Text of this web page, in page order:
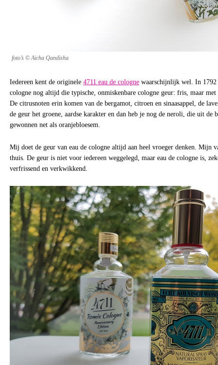
foto’s © Aicha Qandisha
Iedereen kent de originele 4711 eau de cologne waarschijnlijk wel. In 1792
cologne nog altijd die typische, onmiskenbare cologne geur: fris, maar met
De citrusnoten erin komen van de bergamot, citroen en sinaasappel, de
de geur het groene, aardse karakter en dan heb je nog de neroli, die uit de
gewonnen net als oranjebloesem.
Mij doet de geur van eau de cologne altijd aan heel vroeger denken. Mijn
thuis. De geur is niet voor iedereen weggelegd, maar eau de cologne is,
verfrissend en verkwikkend.